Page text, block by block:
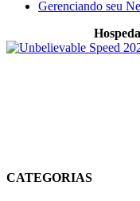
Gerenciando seu
CATEGORIAS